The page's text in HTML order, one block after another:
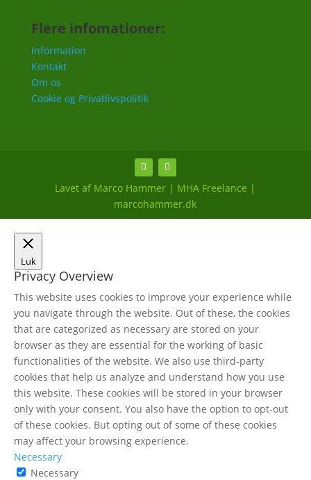
Flere infomationer:
Information
Kontakt
Om os
Cookie og Privatlivspolitik
Lavet af Marco Hammer | MHA Freelance |
marcohammer.dk
Luk
Privacy Overview
This website uses cookies to improve your experience while
you navigate through the website. Out of these, the cookies
that are categorized as necessary are stored on your
browser as they are essential for the working of basic
functionalities of the website. We also use third-party
cookies that help us analyze and understand how you use
this website. These cookies will be stored in your browser
only with your consent. You also have the option to opt-out
of these cookies. But opting out of some of these cookies
may affect your browsing experience.
Necessary
Necessary